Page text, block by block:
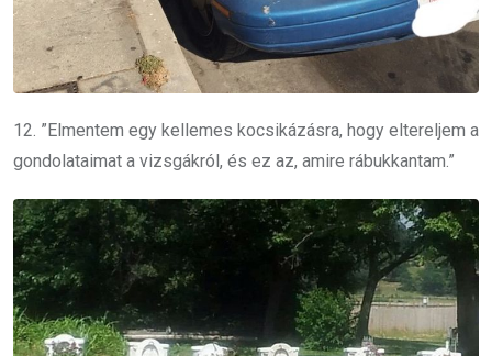
12. ”Elmentem egy kellemes kocsikázásra, hogy eltereljem a
gondolataimat a vizsgákról, és ez az, amire rábukkantam.”